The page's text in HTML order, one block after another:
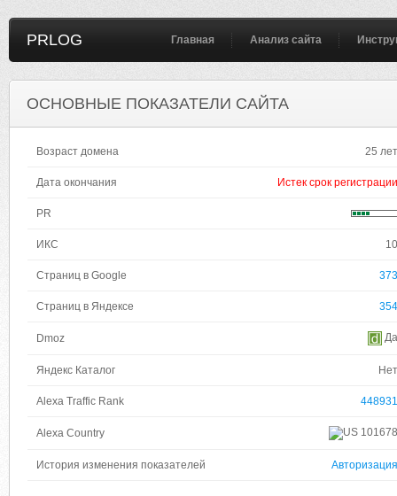
PRLOG Главная Анализ сайта
ОСНОВНЫЕ ПОКАЗАТЕЛИ САЙТА
Возраст домена 25 лет
Дата окончания Истек срок регистрации
PR
ИКС 10
Страниц в Google 373
Страниц в Яндексе 354
Dmoz Да
Яндекс Каталог Нет
Alexa Traffic Rank 448931
Alexa Country 101678
История изменения показателей Авторизация